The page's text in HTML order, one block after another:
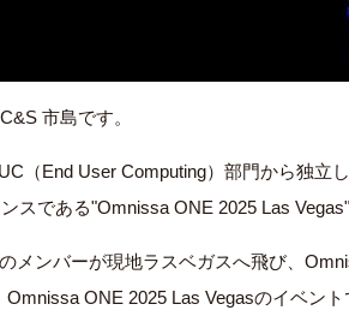
市島です。
（End User Computing）部門から独立
スである"Omnissa ONE 2025 Las
メンバーが現地ラスベガスへ飛び、
ONE 2025 Las Vegasのイベン